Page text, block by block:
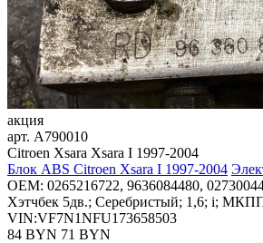
акция
арт. A790010
Citroen Xsara Xsara I 1997-2004
Блок ABS Citroen Xsara I 1997-2004
OEM: 0265216722, 9636084480,
Хэтчбек 5дв.; Серебристый; 1,6; i;
VIN:VF7N1NFU173658503
84 BYN 71 BYN